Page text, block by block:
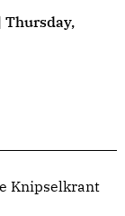
Thursday,
Knipselkrant